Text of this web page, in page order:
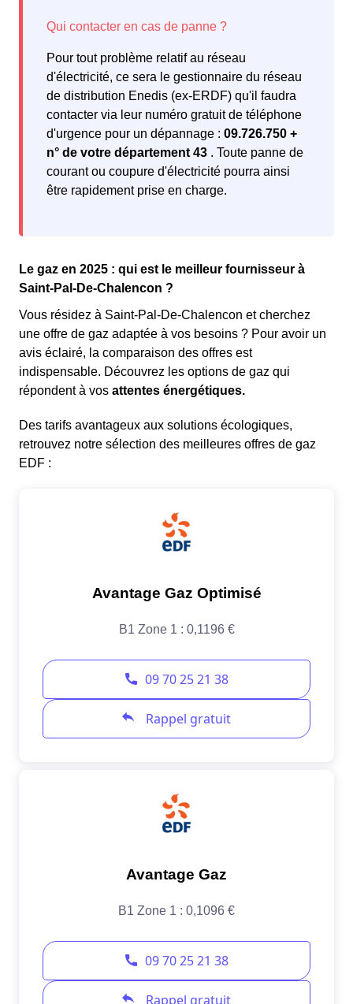
Pour tout problème relatif au réseau
d'électricité, ce sera le gestionnaire du réseau
de distribution Enedis (ex-ERDF) qu'il faudra
contacter via leur numéro gratuit de téléphone
d'urgence pour un dépannage : 09.726.750 +
n° de votre département 43 . Toute panne de
courant ou coupure d'électricité pourra ainsi
être rapidement prise en charge.
Le gaz en 2025 : qui est le meilleur fournisseur à
Saint-Pal-De-Chalencon ?
Vous résidez à Saint-Pal-De-Chalencon et cherchez
une offre de gaz adaptée à vos besoins ? Pour avoir un
avis éclairé, la comparaison des offres est
indispensable. Découvrez les options de gaz qui
répondent à vos attentes énergétiques.
Des tarifs avantageux aux solutions écologiques,
retrouvez notre sélection des meilleures offres de gaz
EDF :